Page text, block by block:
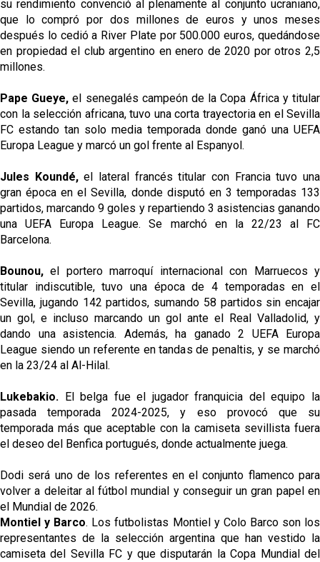
su rendimiento convenció al plenamente al conjunto ucraniano,
que lo compró por dos millones de euros y unos meses
después lo cedió a River Plate por 500.000 euros, quedándose
en propiedad el club argentino en enero de 2020 por otros 2,5
millones.
Pape Gueye, el senegalés campeón de la Copa África y titular
con la selección africana, tuvo una corta trayectoria en el Sevilla
FC estando tan solo media temporada donde ganó una UEFA
Europa League y marcó un gol frente al Espanyol.
Jules Koundé,el lateral francés titular con Francia tuvo una
gran época en el Sevilla, donde disputó en 3 temporadas 133
partidos, marcando 9 goles y repartiendo 3 asistencias ganando
una UEFA Europa League. Se marchó en la 22/23 al FC
Barcelona.
Bounou,el portero marroquí internacional con Marruecos y
titular indiscutible, tuvo una época de 4 temporadas en el
Sevilla, jugando 142 partidos, sumando 58 partidos sin encajar
un gol, e incluso marcando un gol ante el Real Valladolid, y
dando una asistencia. Además, ha ganado 2 UEFA Europa
League siendo un referente en tandas de penaltis, y se marchó
en la 23/24 al Al-Hilal.
Lukebakio.
El belga fue el jugador franquicia del equipo la
pasada temporada 2024-2025, y eso provocó que su
temporada más que aceptable con la camiseta sevillista fuera
el deseo del Benfica portugués, donde actualmente juega.
Dodi será uno de los referentes en el conjunto flamenco para
volver a deleitar al fútbol mundial y conseguir un gran papel en
el Mundial de 2026.
Montiel y Barco. Los futbolistas Montiel y Colo Barco son los
representantes de la selección argentina que han vestido la
camiseta del Sevilla FC y que disputarán la Copa Mundial del